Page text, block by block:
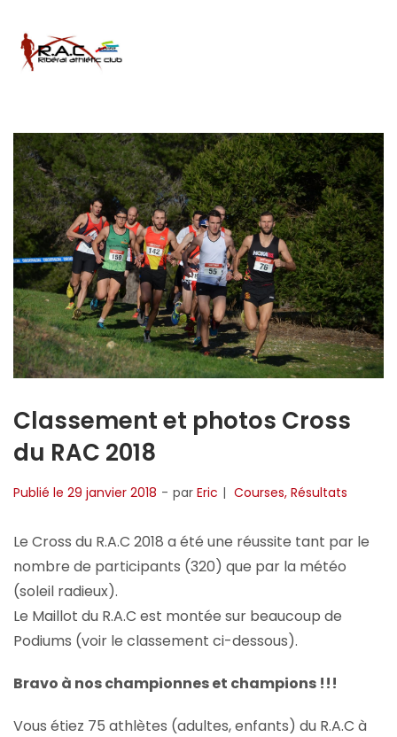
Classement et photos Cross
du RAC 2018
Publié le 29 janvier 2018 par Eric Courses Résultats
Le Cross du R.A.C 2018 a été une réussite tant par le
nombre de participants (320) que par la météo
(soleil radieux).
Le Maillot du R.A.C est montée sur beaucoup de
Podiums (voir le classement ci-dessous).
Bravo à nos championnes et champions !!!
Vous étiez 75 athlètes (adultes, enfants) du R.A.C à